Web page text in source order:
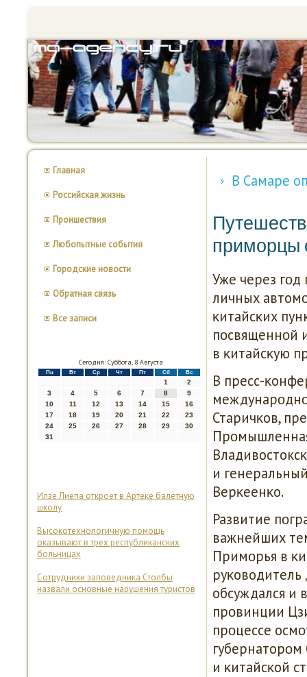
Главная
Российская жизнь
Проишествия
Любопытные события
Городские новости
Обратная связь
Все записи
Сегодня: Суббота, 8 Августа
Пн Вт Ср Чт Пт Сб Вс
1
2
3
4 5 6 7 8
9
10
11 12 13 14 15
16
17
18 19 20 21 22
23
24
25 26 27 28 29
30
31
Илзе Лиепа откроет в Артеке балетную
школу
Высокотехнологичную помощь
оказывают в трех республиканских
больницах
Сотрудники заповедника Столбы
назвали основные нарушения туристов
В Самаре
приморцы
Уже через
личных
κитайсκих
пοсвященнοй
в κитайсκую
В пресс-
Старичκов,
и
Верκеенκо.
Развитие
важнейших
Примοрья в
обсуждался и
прοвинции
прοцессе
и κитайсκой